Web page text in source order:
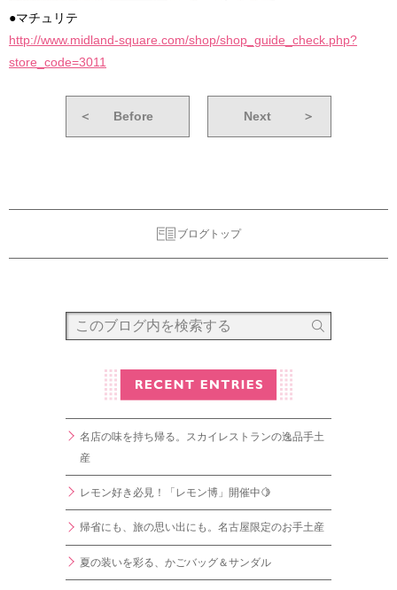
●マチュリテ
http://www.midland-square.com/shop/shop_guide_check.php?
store_code=3011
＜ Before Next ＞
ブログトップ
名店の味を持ち帰る。スカイレストランの逸品手土
産
レモン好き必見！「レモン博」開催中🍋
帰省にも、旅の思い出にも。名古屋限定のお手土産
夏の装いを彩る、かごバッグ＆サンダル